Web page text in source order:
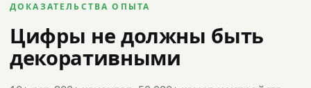
ДОКАЗАТЕЛЬСТВА ОПЫТА
Цифры не должны быть
декоративными